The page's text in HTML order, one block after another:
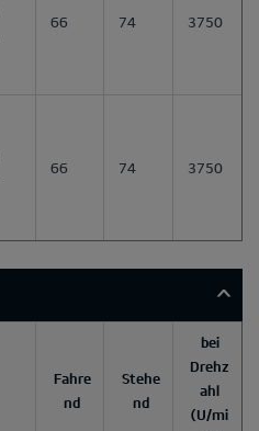
66 74 3750
66 74 3750
Fahre
nd
Stehe
nd
bei
Drehz
ahl
(U/mi